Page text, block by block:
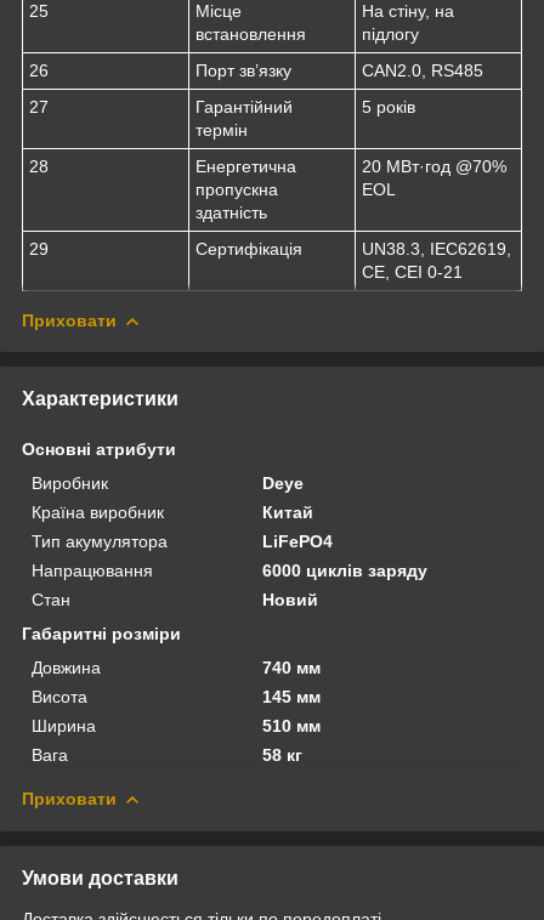
25
Місце
встановлення
На стіну, на
підлогу
26
Порт зв’язку
CAN2.0, RS485
27
Гарантійний
термін
5 років
28
Енергетична
пропускна
здатність
20 МВт·год @70%
EOL
29 Сертифікація
UN38.3, IEC62619,
CE, CEI 0-21
Приховати
Характеристики
Основні атрибути
Виробник
Deye
Країна виробник
Китай
Тип акумулятора
LiFePO4
Напрацювання
6000 циклів заряду
Стан
Новий
Габаритні розміри
Довжина
740 мм
Висота
145 мм
Ширина
510 мм
Вага
58 кг
Приховати
Умови доставки